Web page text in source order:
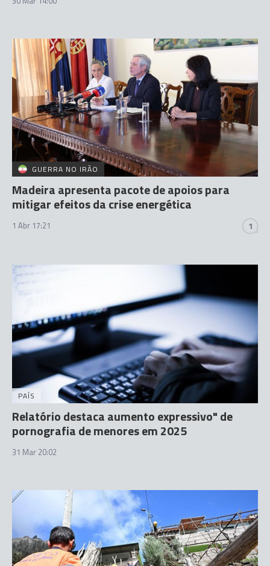
GUERRA NO IRÃO
Madeira apresenta pacote de apoios para
mitigar efeitos da crise energética
1 Abr 17:21 1
PAÍS
Relatório destaca aumento expressivo" de
pornografia de menores em 2025
31 Mar 20:02